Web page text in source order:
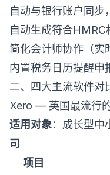
自动与银行账户同步
自动生成符合HMRC
简化会计师协作（实
内置税务日历提醒申
二、四大主流软件对
Xero — 英国最流行
适用对象：成长型中
司
项目